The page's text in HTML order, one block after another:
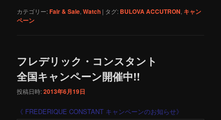
カテゴリー:Fair & Sale,Watch | タグ: BULOVA ACCUTRON, キャン
ペーン
フレデリック・コンスタント
全国キャンペーン開催中!!
投稿日時:2013年6月19日
《 FREDERIQUE CONSTANT キャンペーンのお知らせ》